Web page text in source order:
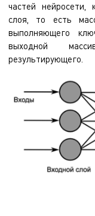
частей нейросети,
слоя, то есть
выполняющего
выходной
результирующего.